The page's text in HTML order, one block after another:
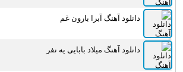
دانلود آهنگ آبرا بارون غم
دانلود آهنگ میلاد بابایی یه نفر